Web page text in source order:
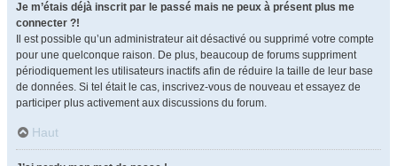
Je m’étais déjà inscrit par le passé mais ne peux à présent plus me
connecter ?!
Il est possible qu’un administrateur ait désactivé ou supprimé votre compte
pour une quelconque raison. De plus, beaucoup de forums suppriment
périodiquement les utilisateurs inactifs afin de réduire la taille de leur base
de données. Si tel était le cas, inscrivez-vous de nouveau et essayez de
participer plus activement aux discussions du forum.
Haut